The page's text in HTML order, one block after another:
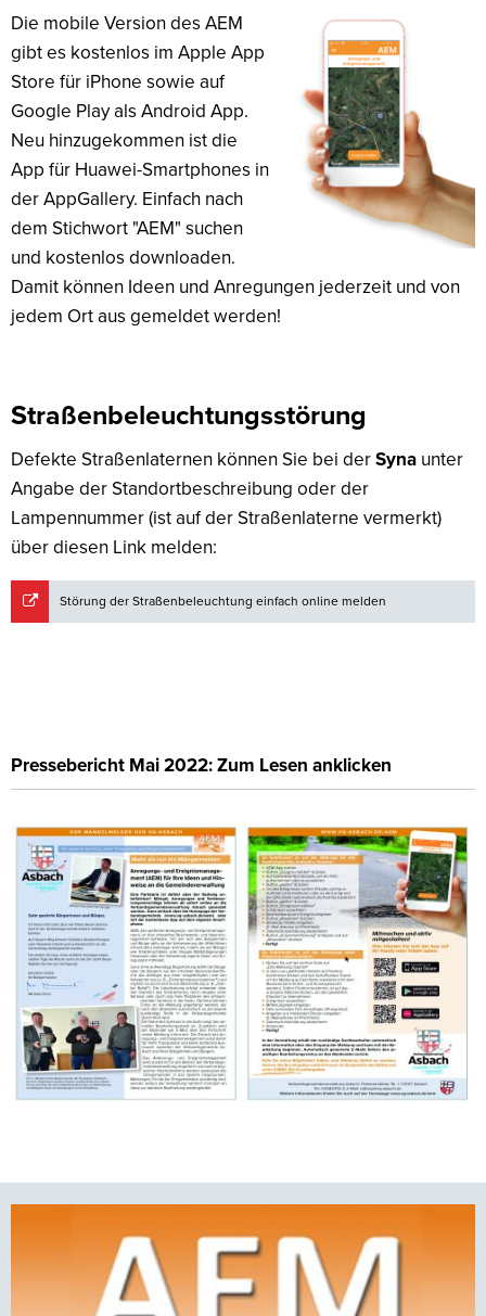
Die mobile Version des AEM
gibt es kostenlos im Apple App
Store für iPhone sowie auf
Google Play als Android App.
Neu hinzugekommen ist die
App für Huawei-Smartphones in
der AppGallery. Einfach nach
dem Stichwort "AEM" suchen
und kostenlos downloaden.
Damit können Ideen und Anregungen jederzeit und von
jedem Ort aus gemeldet werden!
Straßenbeleuchtungsstörung
Defekte Straßenlaternen können Sie bei derSyna unter
Angabe der Standortbeschreibung oder der
Lampennummer (ist auf der Straßenlaterne vermerkt)
über diesen Link melden:
Störung der Straßenbeleuchtung einfach online melden
Pressebericht Mai 2022: Zum Lesen anklicken